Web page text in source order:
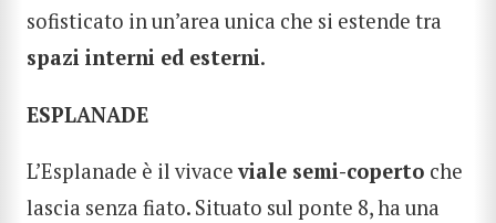
sofisticato in un’area unica che si estende tra
spazi interni ed esterni.
ESPLANADE
L’Esplanade è il vivaceviale semi-coperto che
lascia senza fiato. Situato sul ponte 8, ha una